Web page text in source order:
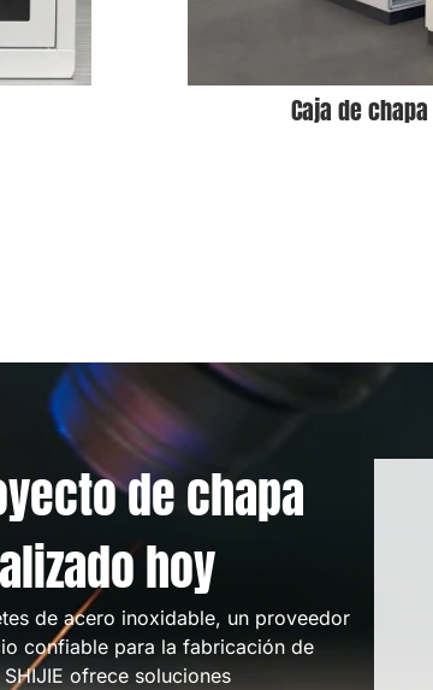
Caja de
de chapa
hoy
de acero inoxidable, un proveedor
confiable para la fabricación de
ofrece soluciones